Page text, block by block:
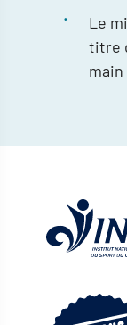
Le
titre